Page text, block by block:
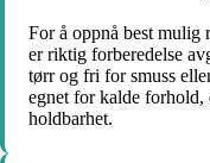
For å oppnå best mulig
er riktig forberedelse
tørr og fri for smuss
egnet for kalde
holdbarhet.